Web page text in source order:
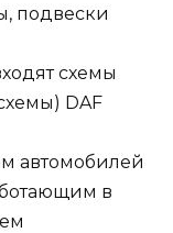
подвески
схемы
DAF
автомобилей
в